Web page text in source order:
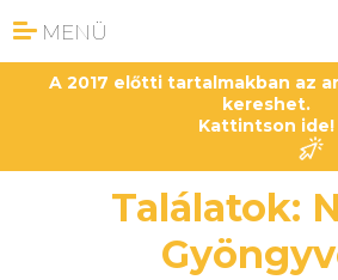
MENÜ
A 2017 előtti tartalmakban az
kereshet.
Kattintson ide!
Találatok: